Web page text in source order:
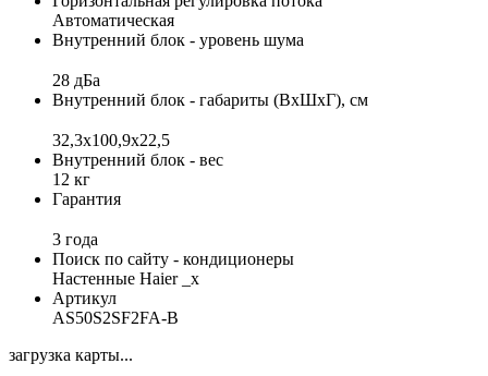
Автоматическая
Внутренний блок - уровень шума
28 дБа
Внутренний блок - габариты (ВхШхГ), см
32,3x100,9x22,5
Внутренний блок - вес
12 кг
Гарантия
3 года
Поиск по сайту - кондиционеры
Настенные Haier _x
Артикул
AS50S2SF2FA-B
загрузка карты...